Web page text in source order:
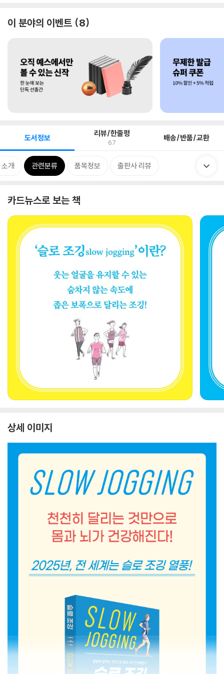
이 분야의 이벤트 8
도서정보 리뷰/한줄평
67 배송/반품/교환
개 관련분류 품목정보 출판사 리뷰
카드뉴스로 보는 책
상세 이미지